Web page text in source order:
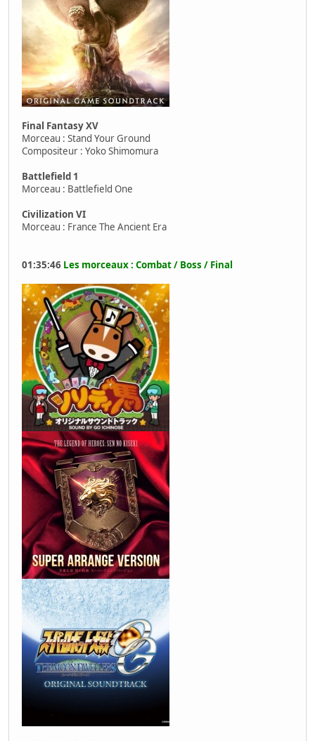
Final Fantasy XV
Morceau : Stand Your Ground
Compositeur : Yoko Shimomura
Battlefield 1
Morceau : Battlefield One
Civilization VI
Morceau : France The Ancient Era
01:35:46 Les morceaux : Combat / Boss / Final